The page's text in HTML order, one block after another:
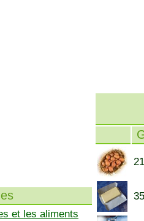
et les aliments